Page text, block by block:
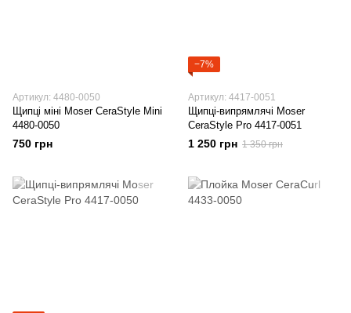
Артикул: 4480-0050
Щипці міні Moser CeraStyle Mini
4480-0050
750 грн
−7%
Артикул: 4417-0051
Щипці-випрямлячі Moser
CeraStyle Pro 4417-0051
1 250 грн 1 350 грн